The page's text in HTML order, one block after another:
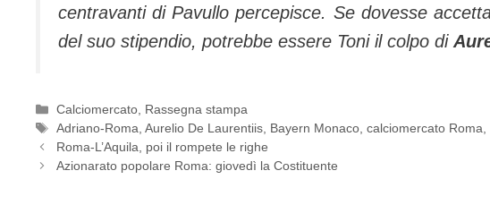
centravanti di Pavullo percepisce. Se dovesse
del suo stipendio, potrebbe essere Toni il colpo di
Categorie
Calciomercato, Rassegna stampa
Tag
Adriano-Roma,Aurelio De Laurentiis, Bayern Monaco,calciomercato Roma,
Roma-L’Aquila, poi il rompete le righe
Azionarato popolare Roma: giovedì la Costituente